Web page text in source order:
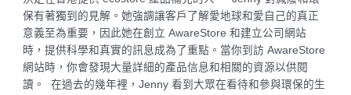
保有著獨到的見解。她強調讓客戶了解愛地球和愛自己的真正
意義至為重要，因此她在創立 AwareStore 和建立公司網站
時，提供科學和真實的訊息成為了重點。當你到訪 AwareStore
網站時，你會發現大量詳細的產品信息和相關的資源以供閱
讀。 在過去的幾年裡，Jenny 看到大眾在看待和參與環保的生